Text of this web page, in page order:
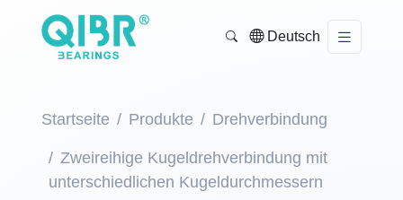
Deutsch
Startseite Produkte Drehverbindung
Zweireihige Kugeldrehverbindung mit
unterschiedlichen Kugeldurchmessern